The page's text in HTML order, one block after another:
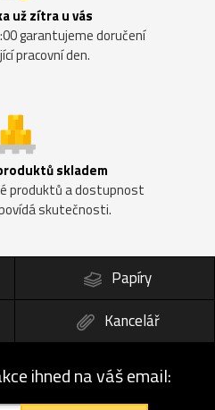
už zítra u vás
garantujeme doručení
pracovní den.
skladem
produktů a dostupnost
skutečnosti.
Papíry
Kancelář
ihned na váš email: